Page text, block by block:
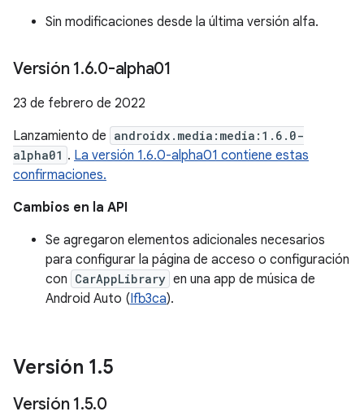
Sin modificaciones desde la última versión alfa.
Versión 1.6.0-alpha01
23 de febrero de 2022
Lanzamiento de androidx.media:media:1.6.0-
alpha01 . La versión 1.6.0-alpha01 contiene estas
confirmaciones.
Cambios en la API
Se agregaron elementos adicionales necesarios
para configurar la página de acceso o configuración
con CarAppLibrary en una app de música de
Android Auto (Ifb3ca).
Versión 1.5
Versión 1.5.0